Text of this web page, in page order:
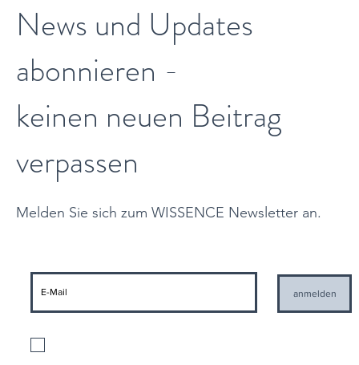
News und Updates
abonnieren -
keinen neuen Beitrag
verpassen
Melden Sie sich zum WISSENCE Newsletter an.
anmelden